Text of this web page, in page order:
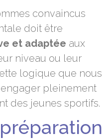
convaincus
doit être
et adaptée aux
niveau ou leur
logique que nous
pleinement
des jeunes sportifs.